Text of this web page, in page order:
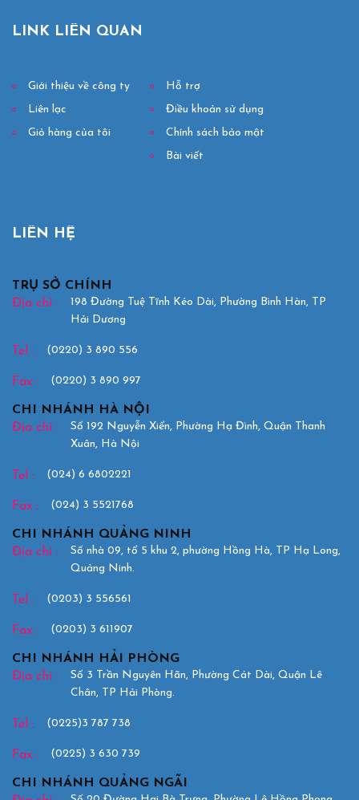
LINK LIÊN QUAN
Giới thiệu về công ty
Liên lạc
Giỏ hàng của tôi
Hỗ trợ
Điều khoản sử dụng
Chính sách bảo mật
Bài viết
LIÊN HỆ
TRỤ SỞ CHÍNH
Địa chỉ :
198 Đường Tuệ Tĩnh Kéo Dài, Phường Bình Hàn, TP
Hải Dương
Tel : (0220) 3 890 556
Fax : (0220) 3 890 997
CHI NHÁNH HÀ NỘI
Địa chỉ :
Số 192 Nguyễn Xiển, Phường Hạ Đình, Quận Thanh
Xuân, Hà Nội
Tel : (024) 6 6802221
Fax : (024) 3 5521768
CHI NHÁNH QUẢNG NINH
Địa chỉ :
Số nhà 09, tổ 5 khu 2, phường Hồng Hà, TP Hạ Long,
Quảng Ninh.
Tel : (0203) 3 556561
Fax : (0203) 3 611907
CHI NHÁNH HẢI PHÒNG
Địa chỉ :
Số 3 Trần Nguyên Hãn, Phường Cát Dài, Quận Lê
Chân, TP Hải Phòng.
Tel : (0225)3 787 738
Fax : (0225) 3 630 739
CHI NHÁNH QUẢNG NGÃI